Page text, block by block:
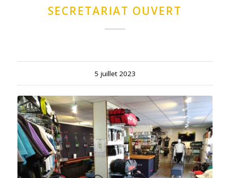
SECRETARIAT OUVERT
5 juillet 2023